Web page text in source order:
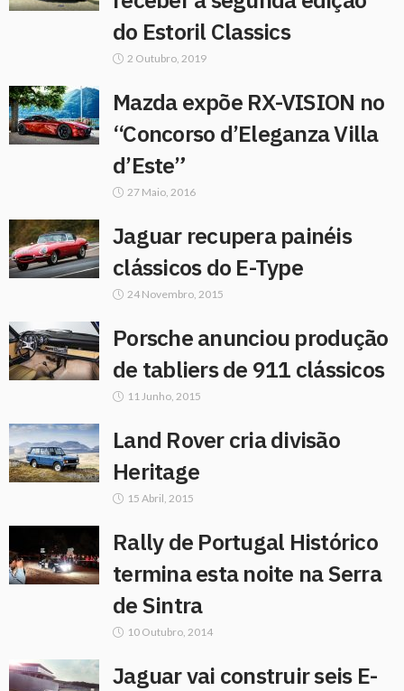
do Estoril Classics
2 Outubro, 2019
Mazda expõe RX-VISION no
“Concorso d’Eleganza Villa
d’Este”
27 Maio, 2016
Jaguar recupera painéis
clássicos do E-Type
24 Novembro, 2015
Porsche anunciou produção
de tabliers de 911 clássicos
11 Junho, 2015
Land Rover cria divisão
Heritage
15 Abril, 2015
Rally de Portugal Histórico
termina esta noite na Serra
de Sintra
10 Outubro, 2014
Jaguar vai construir seis E-